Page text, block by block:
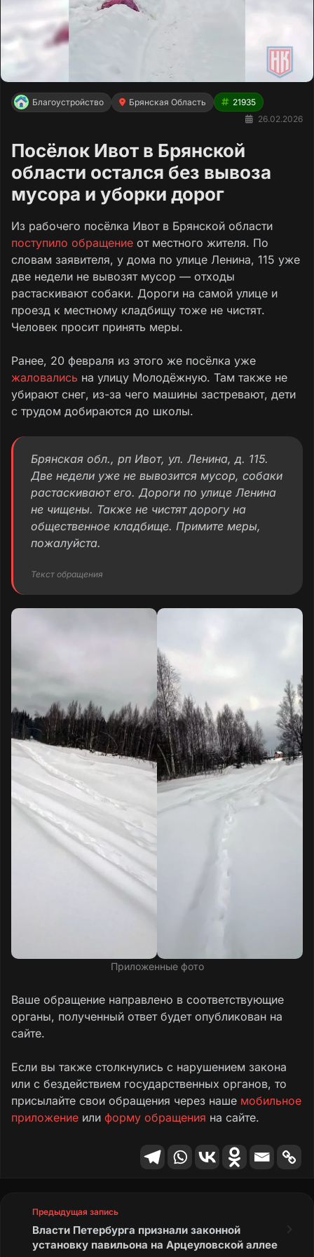
Благоустройство Брянская Область
21935
26.02.2026
Посёлок Ивот в Брянской
области остался без вывоза
мусора и уборки дорог
Из рабочего посёлка Ивот в Брянской области
поступило обращение от местного жителя. По
словам заявителя, у дома по улице Ленина, 115 уже
две недели не вывозят мусор — отходы
растаскивают собаки. Дороги на самой улице и
проезд к местному кладбищу тоже не чистят.
Человек просит принять меры.
Ранее, 20 февраля из этого же посёлка уже
жаловались на улицу Молодёжную. Там также не
убирают снег, из-за чего машины застревают, дети
с трудом добираются до школы.
Брянская обл., рп Ивот, ул. Ленина, д. 115.
Две недели уже не вывозится мусор, собаки
растаскивают его. Дороги по улице Ленина
не чищены. Также не чистят дорогу на
общественное кладбище. Примите меры,
пожалуйста.
Текст обращения
Приложенные фото
Ваше обращение направлено в соответствующие
органы, полученный ответ будет опубликован на
сайте.
Если вы также столкнулись с нарушением закона
или с бездействием государственных органов, то
присылайте свои обращения через наше мобильное
приложение или форму обращения на сайте.
Предыдущая запись
Власти Петербурга признали законной
установку павильона на Арцеуловской аллее